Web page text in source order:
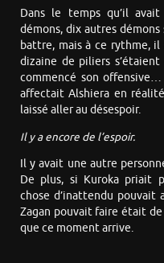
Dans le temps qu’il
démons, dix autres
battre, mais à ce rythme,
dizaine de piliers
commencé son
affectait Alshiera en
laissé aller au désespoir.
Il y a encore de l’espoir.
Il y avait une autre
De plus, si Kuroka priait
chose d’inattendu pouvait
Zagan pouvait faire était
que ce moment arrive.